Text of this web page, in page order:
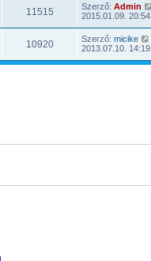
11515 Szerző: Admin
2015.01.09. 20:54
10920 Szerző: micike
2013.07.10. 14:19